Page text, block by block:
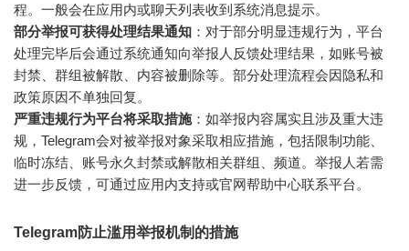
程。一般会在应用内或聊天列表收到系统消息提示。
部分举报可获得处理结果通知 ：对于部分明显违规行为，平台
处理完毕后会通过系统通知向举报人反馈处理结果，如账号被
封禁、群组被解散、内容被删除等。部分处理流程会因隐私和
政策原因不单独回复。
严重违规行为平台将采取措施：如举报内容属实且涉及重大违
规，Telegram会对被举报对象采取相应措施，包括限制功能、
临时冻结、账号永久封禁或解散相关群组、频道。举报人若需
进一步反馈，可通过应用内支持或官网帮助中心联系平台。
Telegram防止滥用举报机制的措施